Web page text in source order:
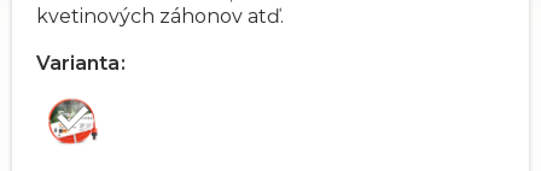
Varianta
kvetinových záhonov atď.